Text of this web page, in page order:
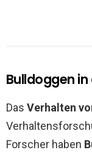
Bulldoggen
Das Verhalten
Forscher haben